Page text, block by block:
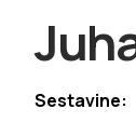
Sestavine: